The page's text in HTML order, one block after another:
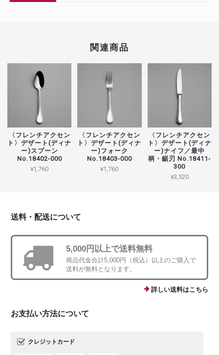
関連商品
〈フレンチアクセン
ト〉デザート(ディナ
ー)スプーン
No.18402-000
¥1,760
〈フレンチアクセン
ト〉デザート(ディナ
ー)フォーク
No.18403-000
¥1,760
〈フレンチアクセン
ト〉デザート(ディナ
ー)ナイフ／最中
柄・鋸刃 No.18411-
300
¥3,520
送料・配送について
5,000円以上で送料無料
商品代金合計5,000円（税込）以上のご購入で
送料が無料となります。
詳しい送料はこちら
お支払い方法について
クレジットカード